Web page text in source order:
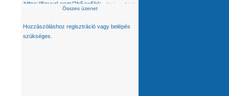
https://tinyurl.com/2b5ex6bk
7 hónap 3 hét
hanem egész közép-kelet európai
térségből. Az Alpokban alig van hó -
Összes üzenet
Hozzászóláshoz regisztráció vagy belépés
szükséges.